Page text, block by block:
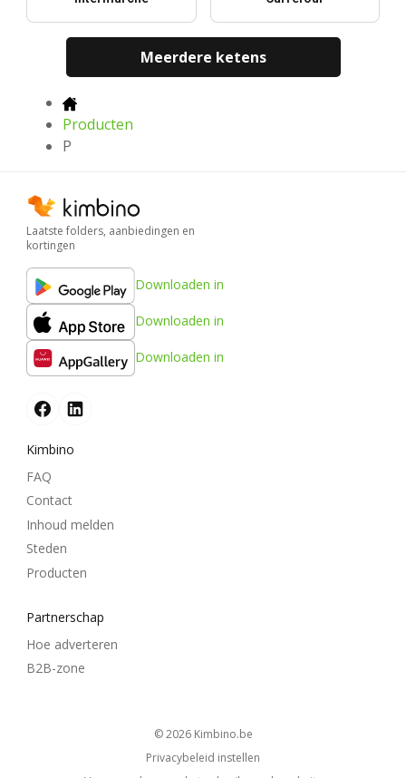
Meerdere ketens
Producten
P
Laatste folders, aanbiedingen en
kortingen
Downloaden in
Downloaden in
Downloaden in
Kimbino
FAQ
Contact
Inhoud melden
Steden
Producten
Partnerschap
Hoe adverteren
B2B-zone
© 2026 kimbino.be
Privacybeleid instellen